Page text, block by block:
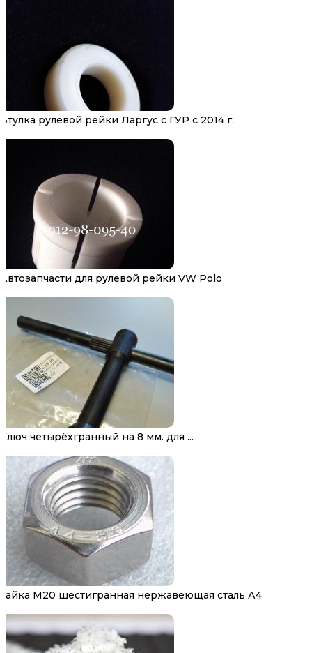
Втулка рулевой рейки Ларгус с ГУР с 2014 г.
Автозапчасти для рулевой рейки VW Polo
Ключ четырёхгранный на 8 мм. для ...
Гайка М20 шестигранная нержавеющая сталь А4